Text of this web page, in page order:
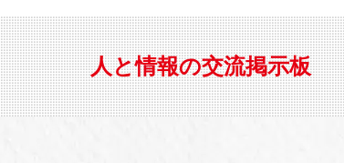
閉じる
開催
加
イベントレポート一覧
LINK-J主催・共催
LINK-J協賛・協力
What's "UNIKORN"？
ベンチャーインタビュー
サポーターコラム
リース
人と情報の交流掲示板一
会員プレスリリース
募集
Why in Nihonbashi
サポーター紹介
パンフレット
特別会員について
オフィス・ラボ
人と情報の交流掲示板